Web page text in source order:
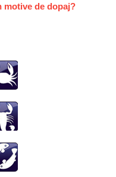
motive de dopaj?